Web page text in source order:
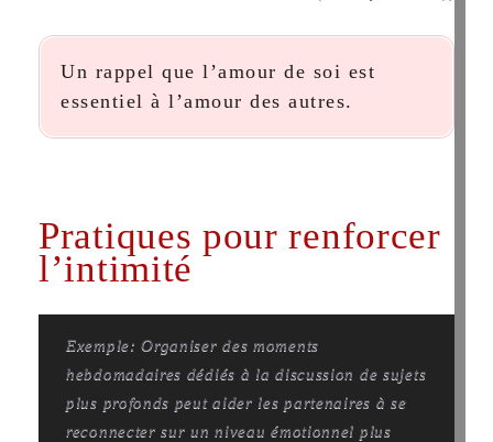
Un rappel que l’amour de soi est
essentiel à l’amour des autres.
Pratiques pour renforcer
l’intimité
Exemple: Organiser des moments
hebdomadaires dédiés à la discussion de sujets
plus profonds peut aider les partenaires à se
reconnecter sur un niveau émotionnel plus